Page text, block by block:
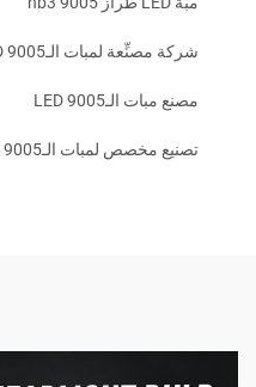
شركة مصنِّعة لمبات الـ9005 LED
مصنع مبات الـ9005 LED
تصنيع مخصص لمبات الـ9005 LED